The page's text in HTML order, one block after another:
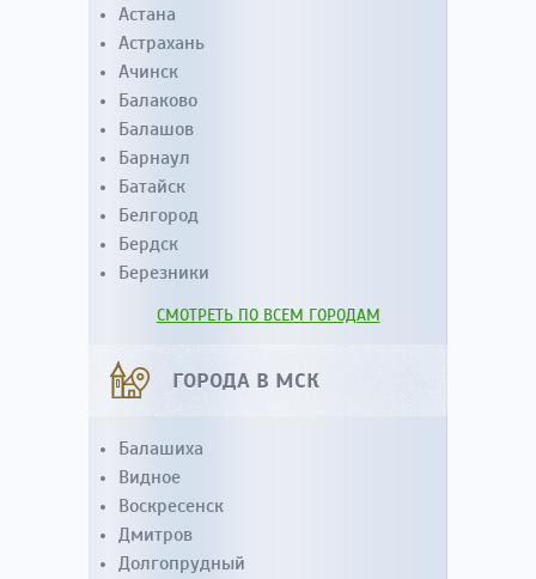
Астана
Астрахань
Ачинск
Балаково
Балашов
Барнаул
Батайск
Белгород
Бердск
Березники
СМОТРЕТЬ ПО ВСЕМ ГОРОДАМ
ГОРОДА В МСК
Балашиха
Видное
Воскресенск
Дмитров
Долгопрудный